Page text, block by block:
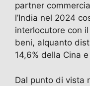
partner
l’India nel 2024
interlocutore con
beni, alquanto
14,6% della Cina
Dal punto di vista